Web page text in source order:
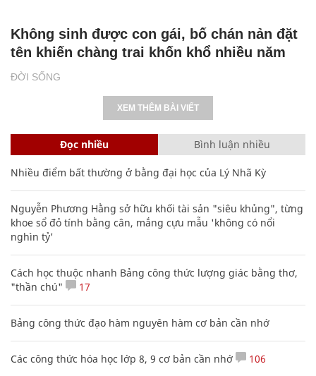
ĐỜI SỐNG
Không sinh được con gái, bố chán nản đặt
tên khiến chàng trai khốn khổ nhiều năm
XEM THÊM BÀI VIẾT
Đọc nhiều Bình luận nhiều
Nhiều điểm bất thường ở bằng đại học của Lý Nhã Kỳ
Nguyễn Phương Hằng sở hữu khối tài sản "siêu khủng", từng
khoe sổ đỏ tính bằng cân, mắng cựu mẫu 'không có nổi
nghìn tỷ'
Cách học thuộc nhanh Bảng công thức lượng giác bằng thơ,
"thần chú"
17
Bảng công thức đạo hàm nguyên hàm cơ bản cần nhớ
Các công thức hóa học lớp 8, 9 cơ bản cần nhớ 106